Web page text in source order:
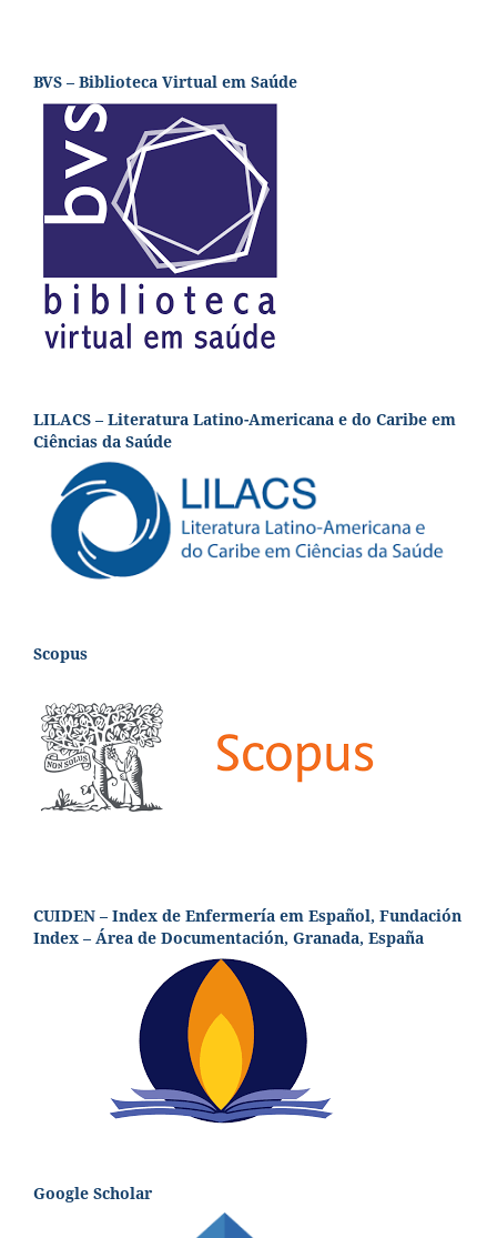
BVS – Biblioteca Virtual em Saúde
LILACS – Literatura Latino-Americana e do Caribe em
Ciências da Saúde
Scopus
CUIDEN – Index de Enfermería em Español, Fundación
Index – Área de Documentación, Granada, España
Google Scholar